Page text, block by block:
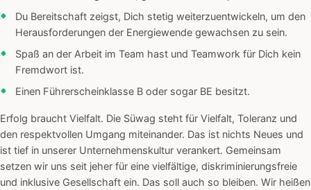
Du Bereitschaft zeigst, Dich stetig weiterzuentwickeln, um den
Herausforderungen der Energiewende gewachsen zu sein.
Spaß an der Arbeit im Team hast und Teamwork für Dich kein
Fremdwort ist.
Einen Führerscheinklasse B oder sogar BE besitzt.
Erfolg braucht Vielfalt. Die Süwag steht für Vielfalt, Toleranz und
den respektvollen Umgang miteinander. Das ist nichts Neues und
ist tief in unserer Unternehmenskultur verankert. Gemeinsam
setzen wir uns seit jeher für eine vielfältige, diskriminierungsfreie
und inklusive Gesellschaft ein. Das soll auch so bleiben. Wir heißen